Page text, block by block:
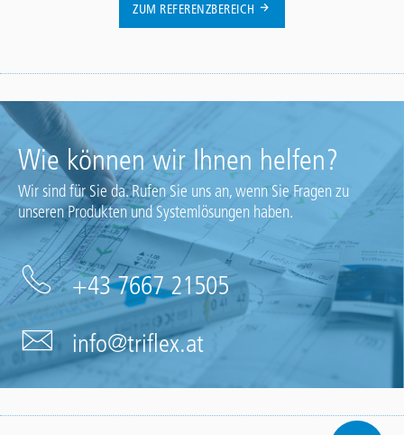
ZUM REFERENZBEREICH
Wie können wir Ihnen helfen?
Wir sind für Sie da. Rufen Sie uns an, wenn Sie Fragen zu
unseren Produkten und Systemlösungen haben.
+43 7667 21505
info@triflex.at